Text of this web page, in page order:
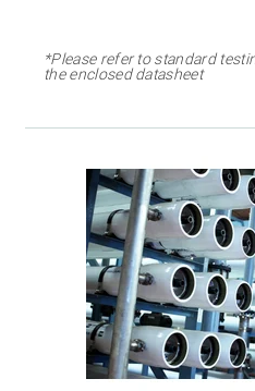
*Please refer to standard
the enclosed datasheet